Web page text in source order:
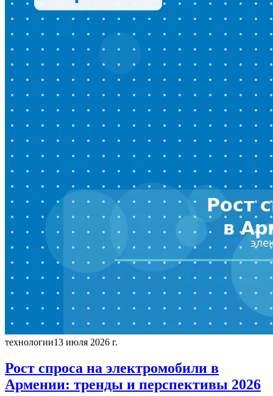
технологии13 июля 2026 г.
Рост спроса на электромобили в
Армении: тренды и перспективы 2026